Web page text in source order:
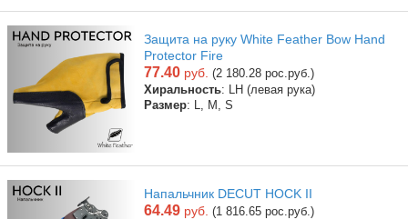
Защита на руку White Feather Bow Hand
Protector Fire
77.40 руб. (2 180.28 рос.руб.)
Хиральность: LH (левая рука)
Размер: L, M, S
Напальчник DECUT HOCK II
64.49 руб. (1 816.65 рос.руб.)